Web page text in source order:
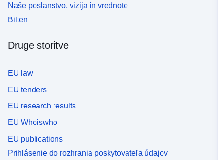
Naše poslanstvo, vizija in vrednote
Bilten
Druge storitve
EU law
EU tenders
EU research results
EU Whoiswho
EU publications
Prihlásenie do rozhrania poskytovateľa údajov